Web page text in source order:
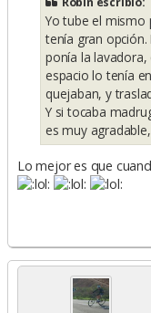
Yo tube el mismo
tenía gran
ponía la
espacio lo tenía
quejaban, y
Y si tocaba
es muy
Lo mejor es que